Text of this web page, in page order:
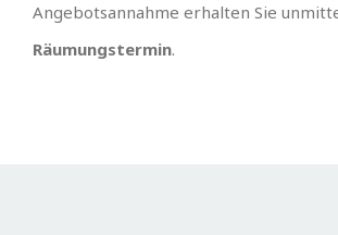
Angebotsannahme erhalten Sie
Räumungstermin.